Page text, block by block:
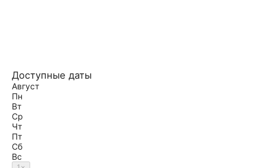
Доступные даты
Август
Пн
Вт
Ср
Чт
Пт
Сб
Вс